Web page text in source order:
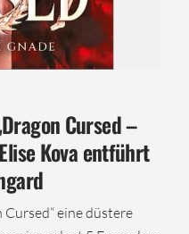
Cursed –
Kova entführt
eine düstere